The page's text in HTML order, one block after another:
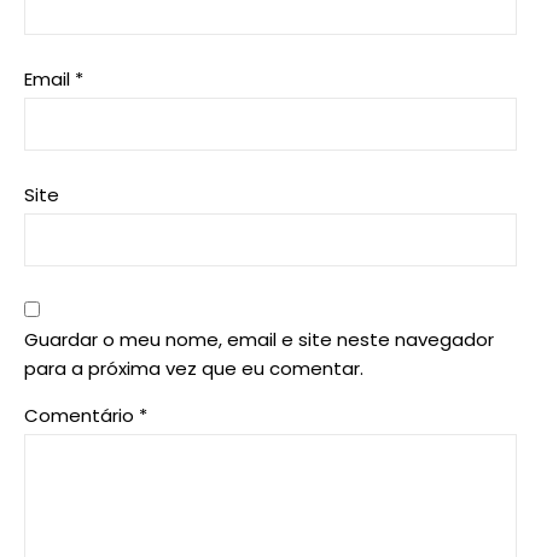
Email *
Site
Guardar o meu nome, email e site neste navegador
para a próxima vez que eu comentar.
Comentário *